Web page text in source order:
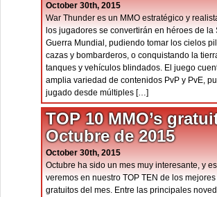
October 30th, 2015
War Thunder es un MMO estratégico y
los jugadores se convertirán en héroes de la
Guerra Mundial, pudiendo tomar los cielos
cazas y bombarderos, o conquistando la
tanques y vehículos blindados. El juego
amplia variedad de contenidos PvP y PvE,
jugado desde múltiples […]
TOP 10 MMO’s
Octubre de 2015
October 30th, 2015
Octubre ha sido un mes muy interesante, y
veremos en nuestro TOP TEN de los mejores
gratuitos del mes. Entre las principales